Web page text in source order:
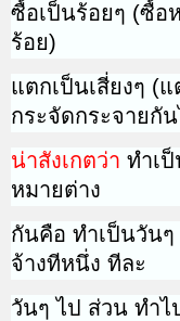
ซื้อเป็นร้อยๆ (ซื้อ
ร้อย)
แตกเป็นเสี่ยงๆ (
กระจัดกระจายกั
น่าสังเกตว่า ทำเ
หมายต่าง
กันคือ ทำเป็นวัน
จ้างทีหนึ่ง ทีละ
วันๆ ไป ส่วน ทำ